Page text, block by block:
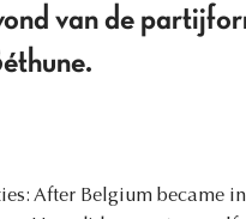
van de
After Belgium became